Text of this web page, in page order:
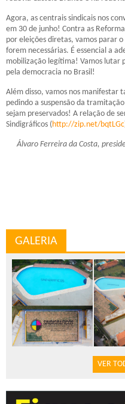
Agora, as centrais sindicais nos
em 30 de junho! Contra as
por eleições diretas, vamos parar
forem necessárias. É essencial a
mobilização legítima! Vamos lutar
pela democracia no Brasil!
Além disso, vamos nos manifestar
pedindo a suspensão da
sejam preservados! A relação de
Sindigráficos (http://zip.net/bqtLGc
Álvaro Ferreira da Costa,
GALERIA
VER